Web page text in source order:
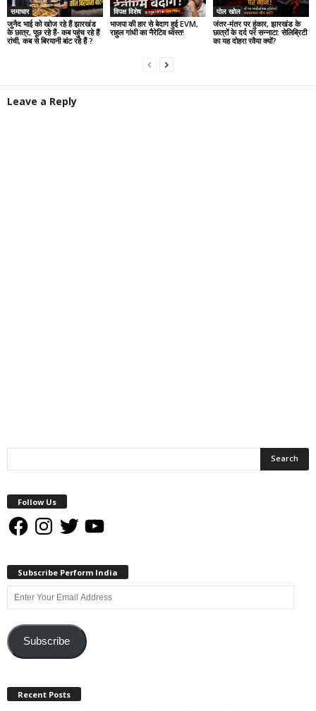
समाचार
जुनैद भाई को खोज रहे हैं झारखंड
के छात्र, पूछ रहे हैं- कब पहुंच रहे हैं
रांची, कब से बिरयानी बांट रहे हैं ?
विपक्ष विशेष
भाजपा की हार से बेदाग हुई EVM,
राहुल गांधी का नैरेटिव ध्वस्त!
पोल खोल
जंतर-मंतर पर हुंकार, झारखंड के
छात्रों के दर्द पर सन्नाटा: सेलिब्रिटी
का यह दोहरा रवैया क्यों?
Leave a Reply
Follow Us
FacebookInstagram
Twitter YouTube
Subscribe Perform India
Enter
Your
Email
AddressSubscribe
Recent Posts